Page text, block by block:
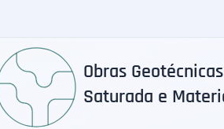
Obras
Saturada e